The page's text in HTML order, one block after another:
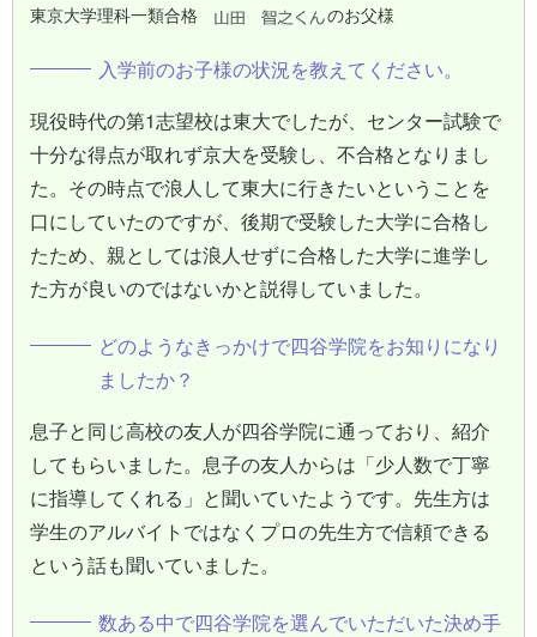
東京大学理科一類合格 のお父様
入学前のお子様の状況を教えてください。
現役時代の第1志望校は東大でしたが、センター試験で
十分な得点が取れず京大を受験し、不合格となりまし
た。その時点で浪人して東大に行きたいということを
口にしていたのですが、後期で受験した大学に合格し
たため、親としては浪人せずに合格した大学に進学し
た方が良いのではないかと説得していました。
どのようなきっかけで四谷学院をお知りになり
ましたか？
息子と同じ高校の友人が四谷学院に通っており、紹介
してもらいました。息子の友人からは「少人数で丁寧
に指導してくれる」と聞いていたようです。先生方は
学生のアルバイトではなくプロの先生方で信頼できる
という話も聞いていました。
数ある中で四谷学院を選んでいただいた決め手